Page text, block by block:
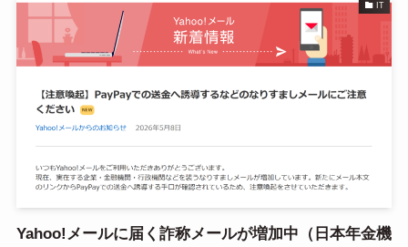
IT
Yahoo!メールに届く詐称メールが増加中（日本年金機